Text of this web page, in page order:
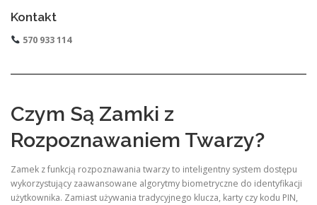
Kontakt
570 933 114
Czym Są Zamki z
Rozpoznawaniem Twarzy?
Zamek z funkcją rozpoznawania twarzy to inteligentny system dostępu
wykorzystujący zaawansowane algorytmy biometryczne do identyfikacji
użytkownika. Zamiast używania tradycyjnego klucza, karty czy kodu PIN,